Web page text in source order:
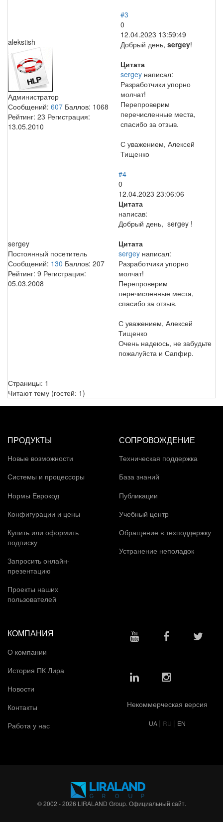
alekstish
Администратор
Сообщений: 607 Баллов: 1068
Рейтинг: 23 Регистрация:
13.05.2010
#3
0
12.04.2023 13:59:49
Добрый день, sergey!
Цитата
sergey написал:
Разработчики упорно
молчат!
Перепроверим
перечисленные места,
спасибо за отзыв.
С уважением, Алексей
Тищенко
sergey
Постоянный посетитель
Сообщений: 130 Баллов: 207
Рейтинг: 9 Регистрация:
05.03.2008
#4
0
12.04.2023 23:06:06
Цитата
написав:
Добрый день, sergey !
Цитата
sergey написал:
Разработчики упорно
молчат!
Перепроверим
перечисленные места,
спасибо за отзыв.
С уважением, Алексей
Тищенко
Очень надеюсь, не забудьте
пожалуйста и Сапфир.
Страницы: 1
Читают тему (гостей: 1)
ПРОДУКТЫ
Новые возможности
Системы и процессоры
Нормы Еврокод
Конфигурации и цены
Купить или оформить
подписку
Запросить онлайн-
презентацию
Проекты наших
пользователей
СОПРОВОЖДЕНИЕ
Техническая поддержка
База знаний
Публикации
Учебный центр
Обращение в техподдержку
Устранение неполадок
КОМПАНИЯ
О компании
История ПК Лира
Новости
Контакты
Работа у нас
Некоммерческая версия
UA | RU | EN
© 2002 - 2026 LIRALAND Group. Официальный сайт.